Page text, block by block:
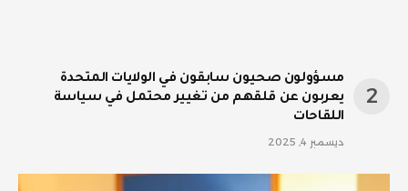
مسؤولون صحيون سابقون في الولايات المتحدة
يعربون عن قلقهم من تغيير محتمل في سياسة
اللقاحات
ديسمبر 4, 2025